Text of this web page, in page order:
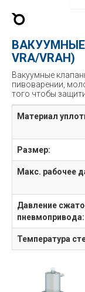
ВАКУУМНЫЕ
VRA/VRAH)
Вакуумные
пивоварении,
того чтобы
Материал
Размер:
Макс. рабочее
Давление
пневмопривода:
Температура